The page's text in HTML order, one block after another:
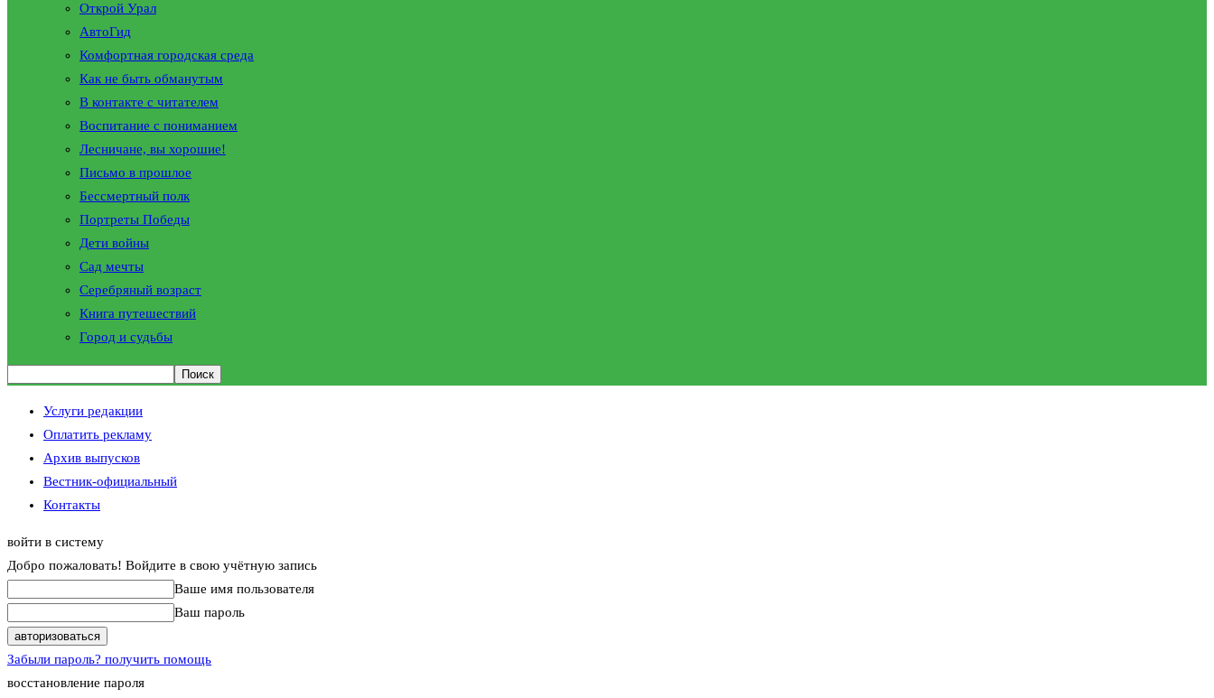
Открой Урал
АвтоГид
Комфортная городская среда
Как не быть обманутым
В контакте с читателем
Воспитание с пониманием
Лесничане, вы хорошие!
Письмо в прошлое
Бессмертный полк
Портреты Победы
Дети войны
Сад мечты
Серебряный возраст
Книга путешествий
Город и судьбы
Услуги редакции
Оплатить рекламу
Архив выпусков
Вестник-официальный
Контакты
войти в систему
Добро пожаловать! Войдите в свою учётную запись
Ваше имя пользователя
Ваш пароль
Забыли пароль? получить помощь
восстановление пароля